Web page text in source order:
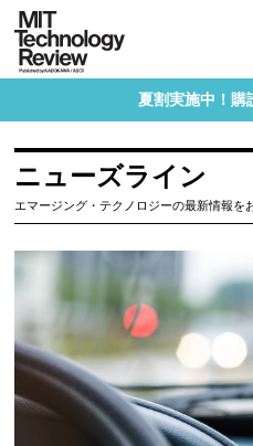
夏割実施中！購
ニューズライン
エマージング・テクノロジーの最新情報を